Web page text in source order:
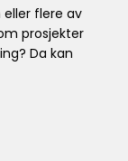
eller flere av
prosjekter
Da kan